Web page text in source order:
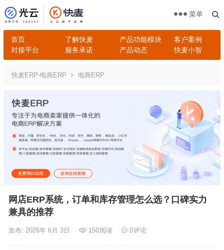
首页 了解快麦 产品功能模块
客户案例
对接平台
服务承诺 产品动态 快麦小智
菜单
快麦ERP-电商ERP 电商ERP
网店ERP系统，订单和库存管理怎么选？口碑实力
兼具的推荐
发布: 2026年 6月 3日 150阅读 0评论